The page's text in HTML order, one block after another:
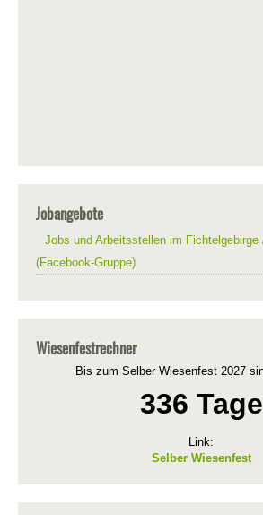
Jobangebote
Jobs und Arbeitsstellen im Fichtelgebirge
(Facebook-Gruppe)
Wiesenfestrechner
Bis zum Selber Wiesenfest 2027
336 Tage
Link:
Selber Wiesenfest